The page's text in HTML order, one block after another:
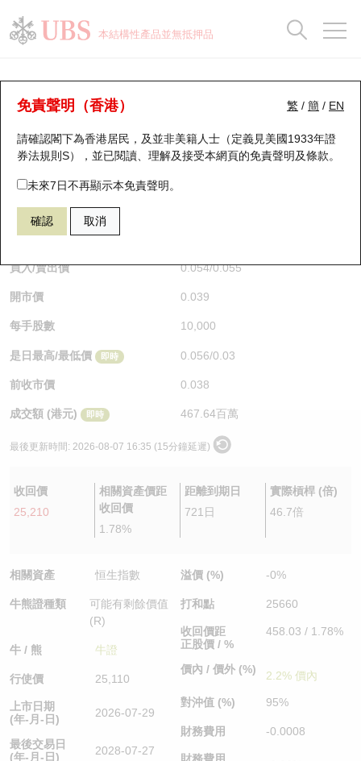
本結構性產品並無抵押品
繁 / 簡 / EN
免責聲明（香港）
請確認閣下為香港居民，及並非美籍人士（定義見美國1933年證
券法規則S），並已閱讀、理解及接受本網頁的免責聲明及條款。
未來7日不再顯示本免責聲明。
確認 取消
牛熊證分析儀
表現 街貨統計 比較
67438 瑞銀牛證 HSI 恒生指數
$0.055 0.017
買入/賣出價 0.054/0.055
開市價 0.039
每手股數 10,000
是日最高/最低價 即時 0.056/0.03
前收市價 0.038
成交額 (港元) 即時 467.64百萬
最後更新時間: 2026-08-07 16:35 (15分鐘延遲)
收回價
25,210
相關資產價距
收回價
1.78%
距離到期日
721日
實際槓桿 (倍)
46.7倍
相關資產 恒生指數
牛熊證種類
可能有剩餘價值
(R)
牛 / 熊 牛證
行使價 25,110
上市日期
(年-月-日)
2026-07-29
最後交易日
(年-月-日)
2028-07-27
溢價 (%) -0%
打和點 25660
收回價距
正股價 / %
458.03 / 1.78%
價內 / 價外 (%) 2.2% 價內
對沖值 (%) 95%
財務費用 -0.0008
瑞銀認股證一覽
新發行瑞銀認股證
即將到期認股證
認股證到期結算價查詢
認股證分析儀
認股證速算機
認股證/牛熊證日誌
認股證文件及公告
街貨統計
比較
牛熊全景快搜
牛熊證搜尋
牛熊證街貨分佈圖
正股牛熊證列表
新發行瑞銀牛熊證
已收回牛熊證剩餘價值
牛熊證到期結算價查詢
牛熊證分析儀
牛熊證文件及公告
街貨統計
比較
十大升幅/跌幅
十大認股證成交分佈
十天股證佔大市成交
資金流
街貨統計
三十大平均引伸波幅
正股分析儀
二十大活躍股份
恒指成份股
國指成份股
科指成份股
相關資產沽空
中資ETFs溢價比較
AH 股價對照
持股比重
顯示所有持股比重
每月輪證大市專題
輪證專欄
講座及教育短片
認股證投資者教育
牛熊證投資者教育
認股證牛熊證常問問題